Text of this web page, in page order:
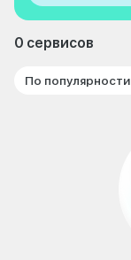
0 сервисов
По популярности